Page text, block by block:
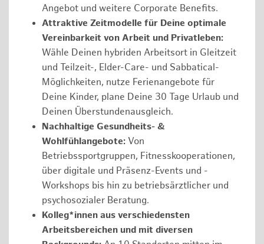
Angebot und weitere Corporate Benefits.
Attraktive Zeitmodelle für Deine optimale
Vereinbarkeit von Arbeit und Privatleben:
Wähle Deinen hybriden Arbeitsort in Gleitzeit
und Teilzeit-, Elder-Care- und Sabbatical-
Möglichkeiten, nutze Ferienangebote für
Deine Kinder, plane Deine 30 Tage Urlaub und
Deinen Überstundenausgleich.
Nachhaltige Gesundheits- &
Wohlfühlangebote: Von
Betriebssportgruppen, Fitnesskooperationen,
über digitale und Präsenz-Events und -
Workshops bis hin zu betriebsärztlicher und
psychosozialer Beratung.
Kolleg*innen aus verschiedensten
Arbeitsbereichen und mit diversen